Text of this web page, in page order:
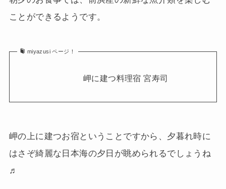
ことができるようです。
miyazusi ページ！
岬に建つ料理宿 宮寿司
岬の上に建つお宿ということですから、夕暮れ時に
はさぞ綺麗な日本海の夕日が眺められるでしょうね
♬